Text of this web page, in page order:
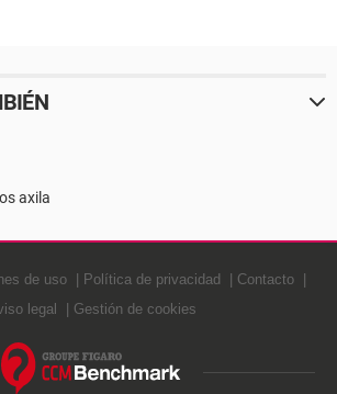
axila
de uso Política de privacidad
Contacto
legal
Gestión de cookies